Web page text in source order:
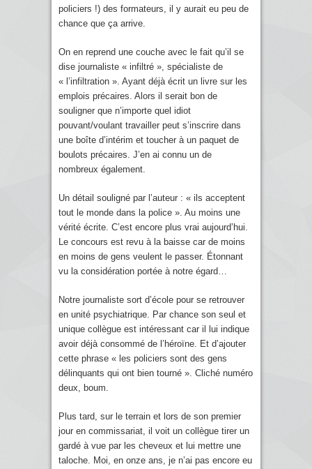
policiers !) des formateurs, il y aurait eu peu de
chance que ça arrive.
On en reprend une couche avec le fait qu’il se
dise journaliste « infiltré », spécialiste de
« l’infiltration ». Ayant déjà écrit un livre sur les
emplois précaires. Alors il serait bon de
souligner que n’importe quel idiot
pouvant/voulant travailler peut s’inscrire dans
une boîte d’intérim et toucher à un paquet de
boulots précaires. J’en ai connu un de
nombreux également.
Un détail souligné par l’auteur : « ils acceptent
tout le monde dans la police ». Au moins une
vérité écrite. C’est encore plus vrai aujourd’hui.
Le concours est revu à la baisse car de moins
en moins de gens veulent le passer. Étonnant
vu la considération portée à notre égard…
Notre journaliste sort d’école pour se retrouver
en unité psychiatrique. Par chance son seul et
unique collègue est intéressant car il lui indique
avoir déjà consommé de l’héroïne. Et d’ajouter
cette phrase « les policiers sont des gens
délinquants qui ont bien tourné ». Cliché numéro
deux, boum.
Plus tard, sur le terrain et lors de son premier
jour en commissariat, il voit un collègue tirer un
gardé à vue par les cheveux et lui mettre une
taloche. Moi, en onze ans, je n’ai pas encore eu